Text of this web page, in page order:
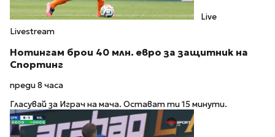
Live
Livestream
Нотингам брои 40 млн. евро за защитник на
Спортинг
преди 8 часа
Гласувай за Играч на мача. Остават ти 15 минути.